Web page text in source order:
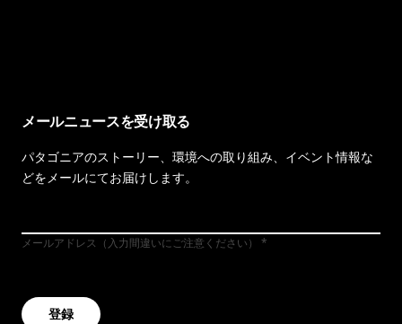
メールニュースを受け取る
パタゴニアのストーリー、環境への取り組み、イベント情報な
どをメールにてお届けします。
メールアドレス（入力間違いにご注意ください）
登録